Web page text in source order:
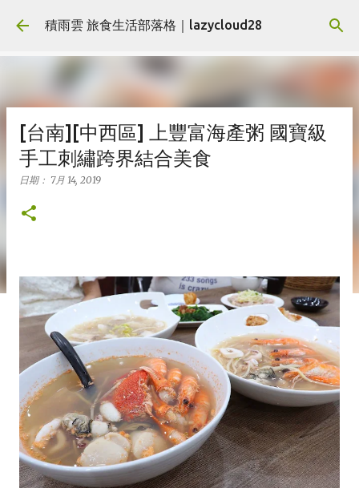
跳到主要內容
積雨雲 旅食生活部落格｜lazycloud28
[台南][中西區] 上豐富海產粥 國寶級
手工刺繡跨界結合美食
日期： 7月 14, 2019